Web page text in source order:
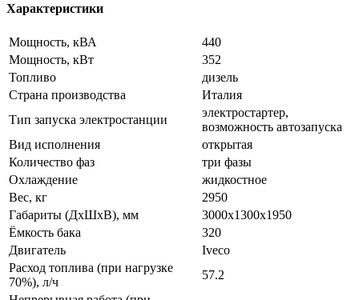
Характеристики
Мощность, кВА
440
Мощность, кВт
352
Топливо
дизель
Страна производства
Италия
Тип запуска электростанции
электростартер,
возможность автозапуска
Вид исполнения
открытая
Количество фаз
три фазы
Охлаждение
жидкостное
Вес, кг
2950
Габариты (ДхШхВ), мм
3000x1300x1950
Ёмкость бака
320
Двигатель
Iveco
Расход топлива (при нагрузке
70%), л/ч
57.2